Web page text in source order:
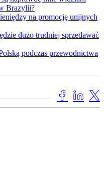
Brazylii?
na promocję unijnych
dużo trudniej sprzedawać
podczas przewodnictwa